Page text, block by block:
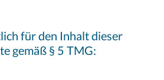
für den Inhalt dieser
gemäß § 5 TMG: